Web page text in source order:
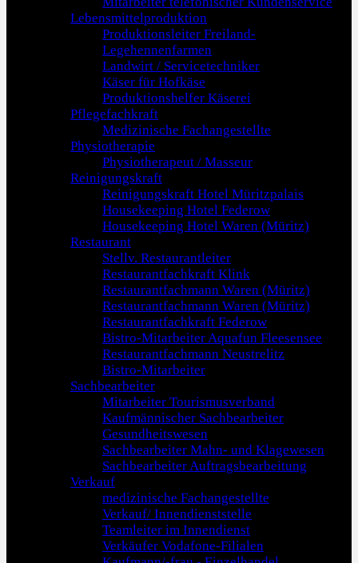
Lebensmittelproduktion
Produktionsleiter Freiland-
Legehennenfarmen
Landwirt / Servicetechniker
Käser für Hofkäse
Produktionshelfer Käserei
Pflegefachkraft
Medizinische Fachangestellte
Physiotherapie
Physiotherapeut / Masseur
Reinigungskraft
Reinigungskraft Hotel Müritzpalais
Housekeeping Hotel Federow
Housekeeping Hotel Waren (Müritz)
Restaurant
Stellv. Restaurantleiter
Restaurantfachkraft Klink
Restaurantfachmann Waren (Müritz)
Restaurantfachmann Waren (Müritz)
Restaurantfachkraft Federow
Bistro-Mitarbeiter Aquafun Fleesensee
Restaurantfachmann Neustrelitz
Bistro-Mitarbeiter
Sachbearbeiter
Mitarbeiter Tourismusverband
Kaufmännischer Sachbearbeiter
Gesundheitswesen
Sachbearbeiter Mahn- und Klagewesen
Sachbearbeiter Auftragsbearbeitung
Verkauf
medizinische Fachangestellte
Verkauf/ Innendienststelle
Teamleiter im Innendienst
Verkäufer Vodafone-Filialen